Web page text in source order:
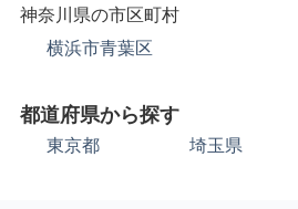
神奈川県の市区町村
横浜市青葉区
都道府県から探す
東京都 埼玉県